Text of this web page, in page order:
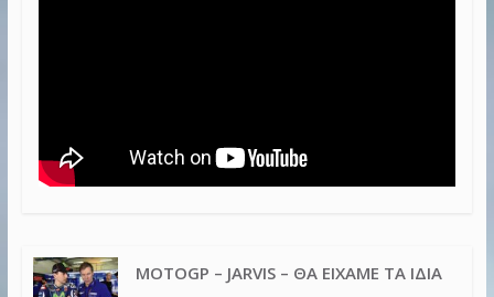
MOTOGP – JARVIS – ΘΑ ΕΊΧΑΜΕ ΤΑ ΊΔΙΑ